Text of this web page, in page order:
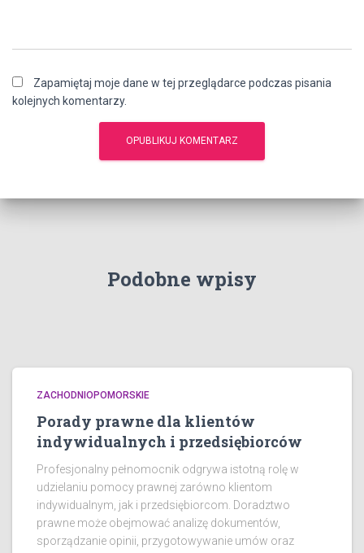
Zapamiętaj moje dane w tej przeglądarce podczas pisania
kolejnych komentarzy.
Podobne wpisy
ZACHODNIOPOMORSKIE
Porady prawne dla klientów
indywidualnych i przedsiębiorców
Profesjonalny pełnomocnik odgrywa istotną rolę w
udzielaniu pomocy prawnej zarówno klientom
indywidualnym, jak i przedsiębiorcom. Doradztwo
prawne może obejmować analizę dokumentów,
sporządzanie opinii, przygotowywanie umów oraz